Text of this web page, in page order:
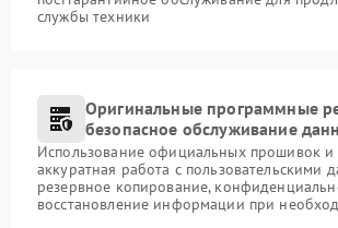
службы техники
Оригинальные программные
безопасное обслуживание
Использование официальных прошивок и
аккуратная работа с пользовательскими
резервное копирование,
восстановление информации при